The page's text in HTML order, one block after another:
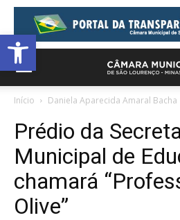
Barra de Ferramentas Aberta
Início Daniela Aparecida Amaral Bacha
Prédio da
Municipal de
chamará
Olive”